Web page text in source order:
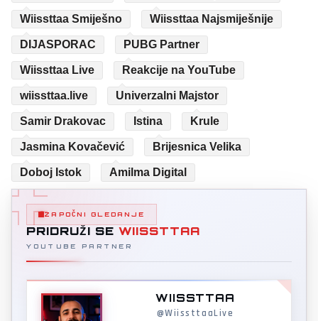
Wiissttaa Smiješno Wiissttaa Najsmiješnije
DIJASPORAC PUBG Partner
Wiissttaa Live Reakcije na YouTube
wiissttaa.live Univerzalni Majstor
Samir Drakovac Istina Krule
Jasmina Kovačević Brijesnica Velika
Doboj Istok Amilma Digital
ZAPOČNI GLEDANJE
PRIDRUŽI SE WIISSTTAA
YOUTUBE PARTNER
WIISSTTAA
@WiissttaaLive